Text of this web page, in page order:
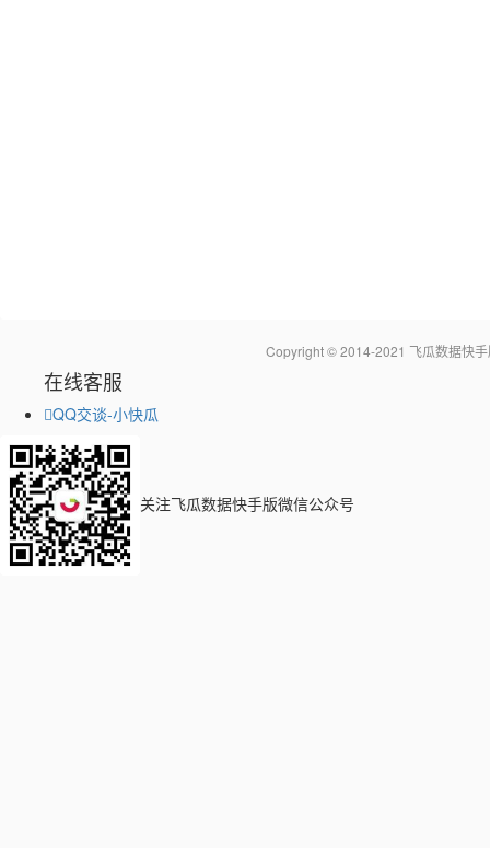
Copyright © 2014-2021 飞瓜数据快
在线客服
QQ交谈-小快瓜
关注飞瓜数据快手版微信公众号